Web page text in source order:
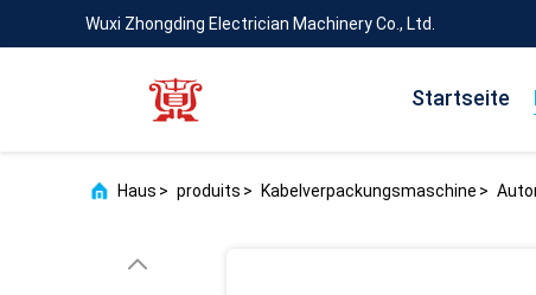
Wuxi Zhongding Electrician Machinery Co., Ltd.
Startseite
Haus > produits > Kabelverpackungsmaschine >